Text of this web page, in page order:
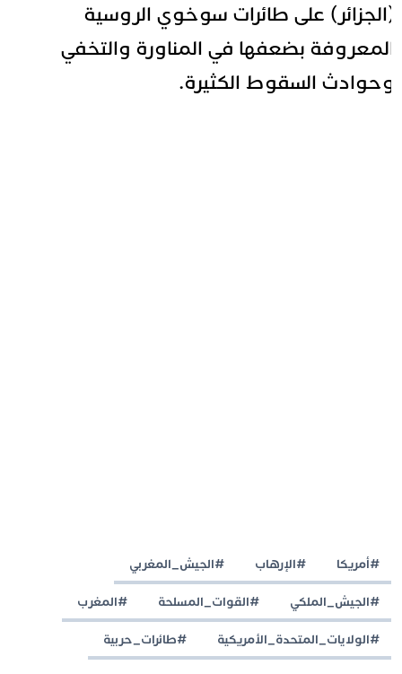
على طائرات سوخوي الروسية
بضعفها في المناورة والتخفي
السقوط الكثيرة.
#أمريكا #الإرهاب #الجيش_المغربي
#الجيش_الملكي #القوات_المسلحة #المغرب
#الولايات_المتحدة_الأمريكية #طائرات_حربية